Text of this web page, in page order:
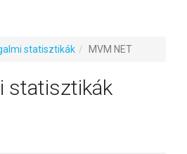
statisztikák MVM NET
statisztikák